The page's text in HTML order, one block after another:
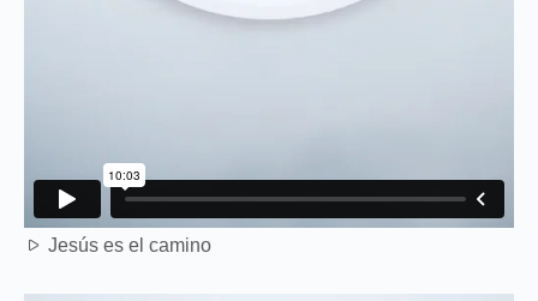
Jesús es el camino